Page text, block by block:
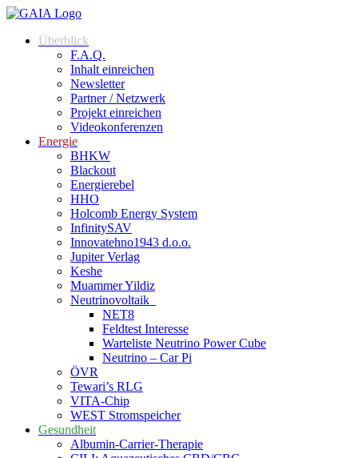
Überblick
F.A.Q.
Inhalt einreichen
Newsletter
Partner / Netzwerk
Projekt einreichen
Videokonferenzen
Energie
BHKW
Blackout
Energierebel
HHO
Holcomb Energy System
InfinitySAV
Innovatehno1943 d.o.o.
Jupiter Verlag
Keshe
Muammer Yildiz
Neutrinovoltaik
NET8
Feldtest Interesse
Warteliste Neutrino Power Cube
Neutrino – Car Pi
ÖVR
Tewari’s RLG
VITA-Chip
WEST Stromspeicher
Gesundheit
Albumin-Carrier-Therapie